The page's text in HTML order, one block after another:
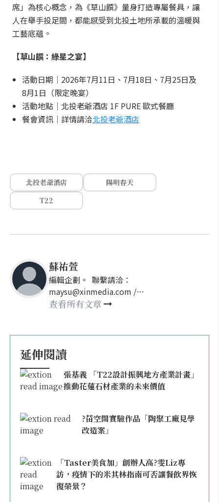
席」為核心概念，為《草山饌》量身打造專屬餐具，讓
人在舉手投足間，都能感受到北投土地所承載的溫暖與
工藝底蘊。
【草山饌：綠星之宴】
活動日期｜2026年7月11日、7月18日、7月25日及
8月1日（限定晚宴）
活動地點｜北投老爺酒店 1F PURE 歐式餐廳
餐會資訊｜詳情請洽北投老爺酒店
北投老爺酒店
陽明春天
T22
蘇祐萱
編輯企劃。 聯繫請洽：
maysu@xinmedia.com /
may860527@gmail.com
查看所有文章
延伸閱讀
張基義 「T22設計振興地方產業計畫」
推動花蓮石材產業的未來價值
?苗空間實驗作品「陶聚工廠見學
改造案」
「Taster美食加」創辦人高?雯Liz專
訪，疫情下的米其林指南可否讓餐飲界恢
復榮景？